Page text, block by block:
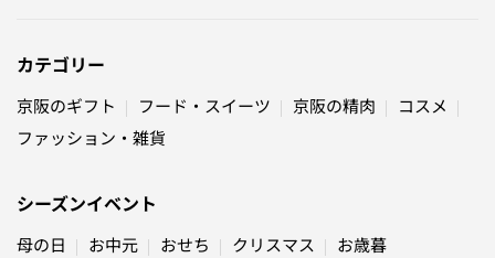
カテゴリー
京阪のギフト フード・スイーツ 京阪の精肉
コスメ
ファッション・雑貨
シーズンイベント
母の日 お中元 おせち クリスマス お歳暮